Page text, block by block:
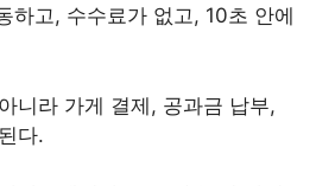
하고, 수수료가 없고, 10초 안에
니라 가게 결제, 공과금 납부,
다.